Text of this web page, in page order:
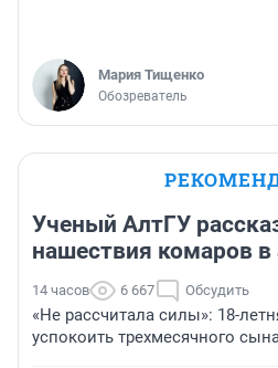
Мария Тищенко
Обозреватель
Ученый АлтГУ
нашествия комаров в
14 часов 6 667 Обсудить
«Не рассчитала силы»: 18-
успокоить трехмесячного